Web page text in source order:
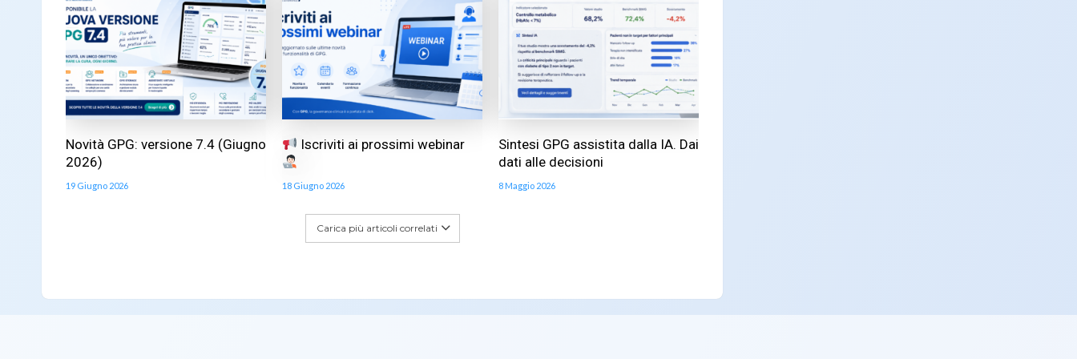
Novità GPG: versione 7.4 (Giugno
2026)
19 Giugno 2026
Iscriviti ai prossimi webinar
18 Giugno 2026
Sintesi GPG assistita dalla IA. Dai
dati alle decisioni
8 Maggio 2026
Carica più articoli correlati